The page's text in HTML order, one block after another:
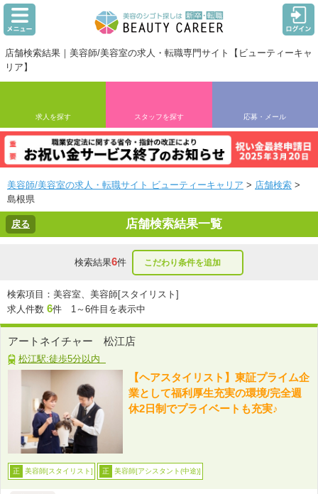
店舗検索結果｜美容師/美容室の求人・転職専門サイト【ビューティーキャ
リア】
求人を探す スタッフを探す 応募・メール
美容師/美容室の求人・転職サイト ビューティーキャリア > 店舗検索 >
島根県
戻る 店舗検索結果一覧
検索結果6件 こだわり条件を追加
検索項目：美容室、美容師[スタイリスト]
求人件数 6件 1～6件目を表示中
アートネイチャー 松江店
松江駅:徒歩5分以内
【ヘアスタイリスト】東証プライム企
業として福利厚生充実の環境/完全週
休2日制でプライベートも充実♪
正 美容師[スタイリスト] 正 美容師[アシスタント(中途)]